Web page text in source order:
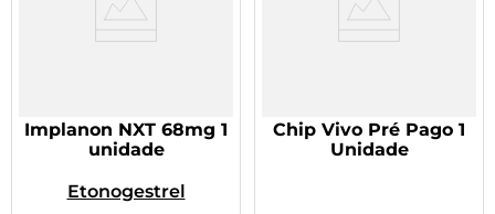
Implanon NXT 68mg 1
unidade
Etonogestrel
Chip Vivo Pré Pago 1
Unidade